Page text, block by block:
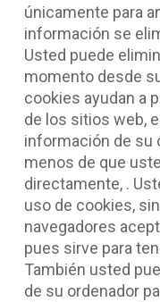
únicamente para
información se
Usted puede
momento desde
cookies ayudan a
de los sitios web,
información de su
menos de que
directamente, .
uso de cookies,
navegadores
pues sirve para
También usted
de su ordenador